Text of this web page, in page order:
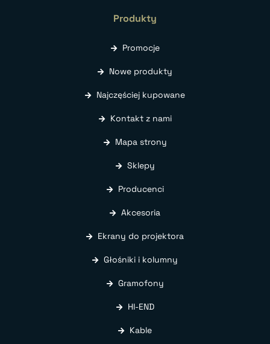
Produkty
Promocje
Nowe produkty
Najczęściej kupowane
Kontakt z nami
Mapa strony
Sklepy
Producenci
Akcesoria
Ekrany do projektora
Głośniki i kolumny
Gramofony
HI-END
Kable